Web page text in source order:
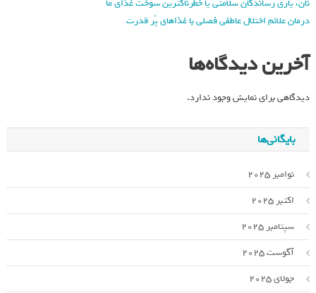
نان، یاری رساندگان سلامتی یا خطرناکترین سوخت غذای ما
درمان علائم اختلال عاطفی فصلی با غذاهای پُر قدرت
آخرین دیدگاه‌ها
دیدگاهی برای نمایش وجود ندارد.
بایگانی‌ها
نوامبر 2025
اکتبر 2025
سپتامبر 2025
آگوست 2025
جولای 2025